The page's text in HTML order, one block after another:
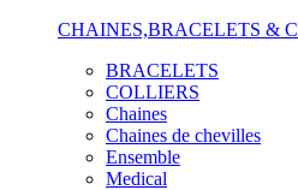
CHAINES,BRACELETS &
BRACELETS
COLLIERS
Chaines
Chaines de chevilles
Ensemble
Medical